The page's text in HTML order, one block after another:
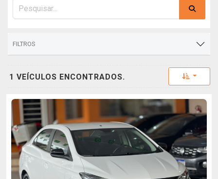
FILTROS
1 VEÍCULOS ENCONTRADOS. Toggle